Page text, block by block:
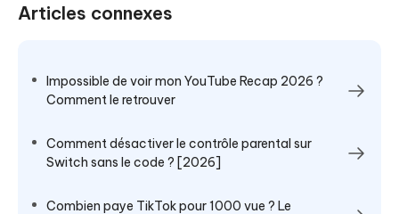
Articles connexes
Impossible de voir mon YouTube Recap 2026 ?
Comment le retrouver
Comment désactiver le contrôle parental sur
Switch sans le code ? [2026]
Combien paye TikTok pour 1000 vue ? Le